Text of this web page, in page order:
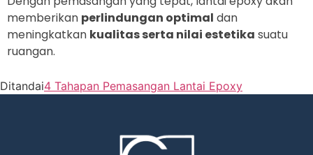
memberikan perlindungan optimal dan
meningkatkan kualitas serta nilai estetika suatu
ruangan.
Ditandai4 Tahapan Pemasangan Lantai Epoxy